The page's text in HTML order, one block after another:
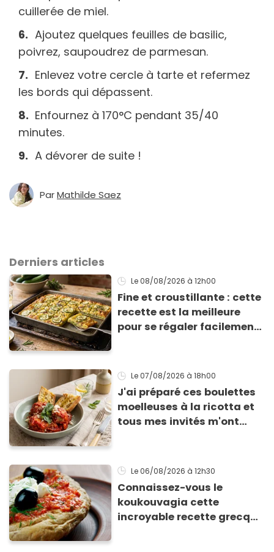
cuillerée de miel.
Ajoutez quelques feuilles de basilic,
poivrez, saupoudrez de parmesan.
Enlevez votre cercle à tarte et refermez
les bords qui dépassent.
Enfournez à 170°C pendant 35/40
minutes.
A dévorer de suite !
ParMathilde Saez
Derniers articles
Le 08/08/2026 à 12h00
Fine et croustillante : cette
recette est la meilleure
pour se régaler facilement
Le 07/08/2026 à 18h00
J'ai préparé ces boulettes
moelleuses à la ricotta et
tous mes invités m'ont
Le 06/08/2026 à 12h30
Connaissez-vous le
koukouvagia cette
incroyable recette grecque